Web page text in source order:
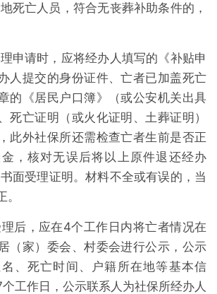
死亡人员，符合无丧葬补助条件的，
申请时，应将经办人填写的《补贴申
人提交的身份证件、亡者已加盖死亡
的《居民户口簿》（或公安机关出具
死亡证明（或火化证明、土葬证明）
此外社保所还需检查亡者生前是否正
，核对无误后将以上原件退还经办
面受理证明。材料不全或有误的，当
后，应在4个工作日内将亡者情况在
（家）委会、村委会进行公示，公示
、死亡时间、户籍所在地等基本信
工作日，公示联系人为社保所经办人